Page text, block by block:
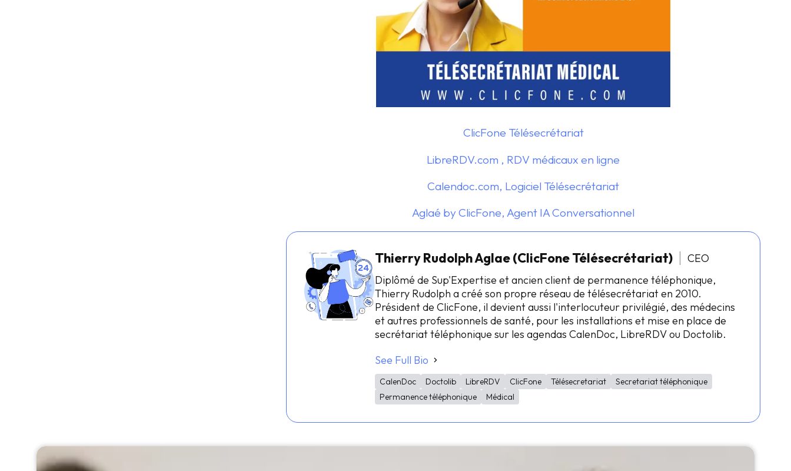
ClicFone Télésecrétariat
LibreRDV.com , RDV médicaux en ligne
Calendoc.com, Logiciel Télésecrétariat
Aglaé by ClicFone, Agent IA Conversationnel
Thierry Rudolph Aglae (ClicFone Télésecrétariat)
CEO
Diplômé de Sup'Expertise et ancien client de permanence téléphonique,
Thierry Rudolph a créé son propre réseau de télésecrétariat en 2010.
Président de ClicFone, il devient aussi l'interlocuteur privilégié, des médecins
et autres professionnels de santé, pour les installations et mise en place de
secrétariat téléphonique sur les agendas CalenDoc, LibreRDV ou Doctolib.
See Full Bio
CalenDoc Doctolib LibreRDV ClicFone Télésecretariat
Secretariat téléphonique
Permanence téléphonique
Médical